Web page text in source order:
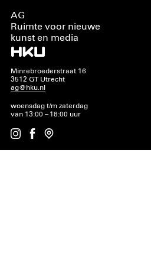
AG
Ruimte voor nieuwe
kunst en media
Minrebroederstraat 16
3512 GT Utrecht
ag@hku.nl
woensdag t/m zaterdag
van 13:00 – 18:00 uur